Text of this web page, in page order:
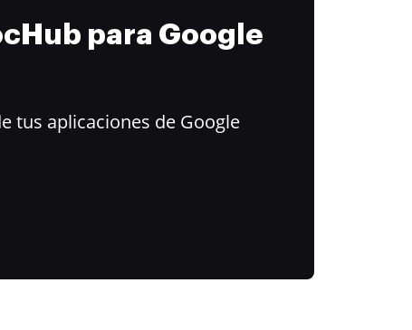
para Google
tus aplicaciones de Google